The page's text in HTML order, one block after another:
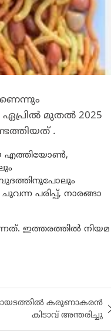
മുതൽ 2025
.
എത്തിയോൺ,
പരിപ്പ്, നാരങ്ങാ
ഇത്തരത്തിൽ നിയമ
കരുണാകരൻ
കിടാവ് അന്തരിച്ചു